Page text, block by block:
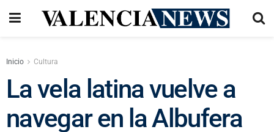
Inicio Cultura
La vela latina vuelve a
navegar en la Albufera